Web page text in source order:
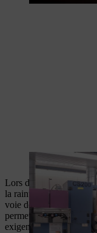
La transition est
Lors de l’étape de
la rainure nécessaire
voie de roulement de la
permet de garantir la
exigences de qualité les